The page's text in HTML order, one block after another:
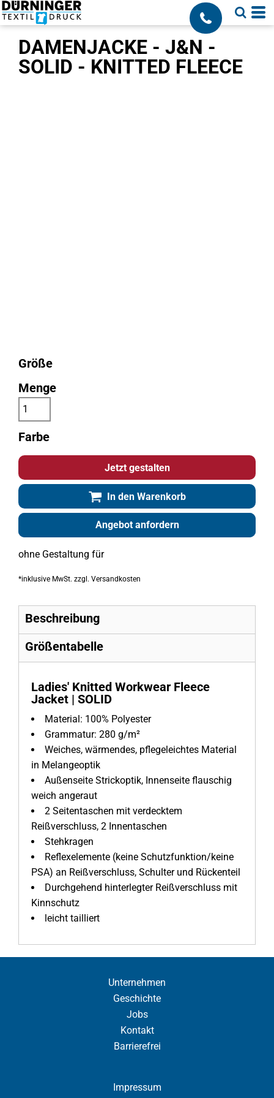
;
DAMENJACKE - J&N -
SOLID - KNITTED FLEECE
Farbe
Größe
Menge
Jetzt gestalten
In den Warenkorb
ohne Gestaltung für
*inklusive MwSt. zzgl. Versandkosten
Beschreibung
Größentabelle
Ladies' Knitted Workwear Fleece
Jacket | SOLID
Material: 100% Polyester
Grammatur: 280 g/m²
Weiches, wärmendes, pflegeleichtes Material
in Melangeoptik
Außenseite Strickoptik, Innenseite flauschig
weich angeraut
2 Seitentaschen mit verdecktem
Reißverschluss, 2 Innentaschen
Stehkragen
Reflexelemente (keine Schutzfunktion/keine
PSA) an Reißverschluss, Schulter und Rückenteil
Durchgehend hinterlegter Reißverschluss mit
Kinnschutz
leicht tailliert
Angebot anfordern
Unternehmen
Geschichte
Jobs
Kontakt
Barrierefrei
Impressum